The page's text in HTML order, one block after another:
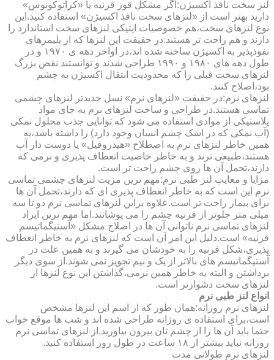
لنز سخت نافذ اکسیژن:اگر مشکل قوز قرنیه یا «کراتوکونوس»
دارید بهتر است از «لنزهای سخت نافذ اکسیژن» استفاده کنید.این
نوع لنزهای سخت،هم خصوصیات اپتیکی لنزهای سخت استاندارد را
دارند و هم راحت تر هستند.در حقیقت این لنزها که از پلیمرهای
نفوذپذیر به اکسیژن ساخته شده اند،در اواخر دهه ی ۱۹۷۰ و در
طول دهه های ۱۹۸۰ و ۱۹۹۰ طراحی شدند و توانستند نقص بزرگ
لنزهای سخت قبلی را که محدودیت انتقال اکسیژن به چشم
بود،اصلاح کنند.
لنزهای نرم:در حقیقت «لنزهای نرم» نسل جدیدتر لنزهای چشمی
تماسی هستند.در طراحی و ساخت لنزهای نرم به جای مواد
پلاستیکی از موادی استفاده می شود که توانایی جذب محلول نمکی
(آب نمکی که در اشک چشم انسان وجود دارد) را داشته باشد،به
همین خاطر لنزهای نرم به اصطلاح «هیدروفیل» یا دوست دار آب
هستند،طبیعی ترند و به خاطر خاصیت انعطاف پذیری و نرمی که
دارند،تحمل آن ها روی چشم راحت تر است.
مزایا و معایب لنز طبی نرم:مهم ترین مزیت لنزهای چشمی تماسی
نرم این است که به خاطر انعطاف پذیری ای که دارند،تحمل آن ها
برای بیمار راحت تر است.علاوه براین لنزهای تماسی نرم دو تا سه
میلی متر جلوتر از قرنیه چشم را می پوشانند.اما مهم ترین ایراد
لنزهای تماسی نرم ناتوانی آن ها در اصلاح مشکل «آستیگماتیسم
قرنیه» است.دلیل این امر آن است که لنزهای نرم به خاطر انعطاف
پذیری،شکل قرنیه را به خودشان می گیرند و به همین علت در
آستیگماتیسم های بالاتر از یک و نیم تجویز نمی شوند.از سوی دیگر
برداشتن و البته به خاطر همین نرمی،گذاشتن این نوع لنزها از
لنزهای سخت دشوارتر است.
انواع لنز طبی نرم
لنزهای نرم روزانه:همان طور که از اسم این لنزها مشخص
است،برای استفاده ی روزانه طراحی شده اند و شب ها موقع خواب
حتما باید آن ها را از چشم تان بیرون بیاورید.از لنزهای تماسی نرم
روزانه نباید بیشتر از ۱۸ ساعت در طول روز استفاده کنید.
لنزهای نرم طولانی مدت